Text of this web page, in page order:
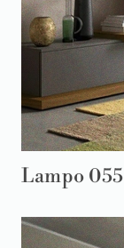
Lampo 055